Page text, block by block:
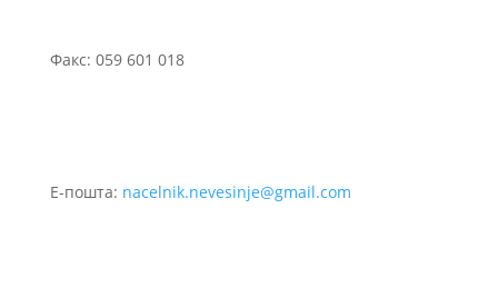
Факс: 059 601 018
Е-пошта: nacelnik.nevesinje@gmail.com